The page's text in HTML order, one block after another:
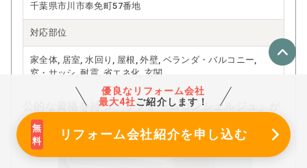
千葉県市川市奉免町57番地
対応部位
家全体, 居室, 水回り, 屋根, 外壁, ベランダ・バルコニー,
窓・サッシ, 耐震, 省エネ化, 玄関
公的な資格を持つ「リフォームコンシェルジュ」が
必ず対応いたします。
優良なリフォーム会社
最大4社ご紹介します！
リフォーム会社紹介を申し込む